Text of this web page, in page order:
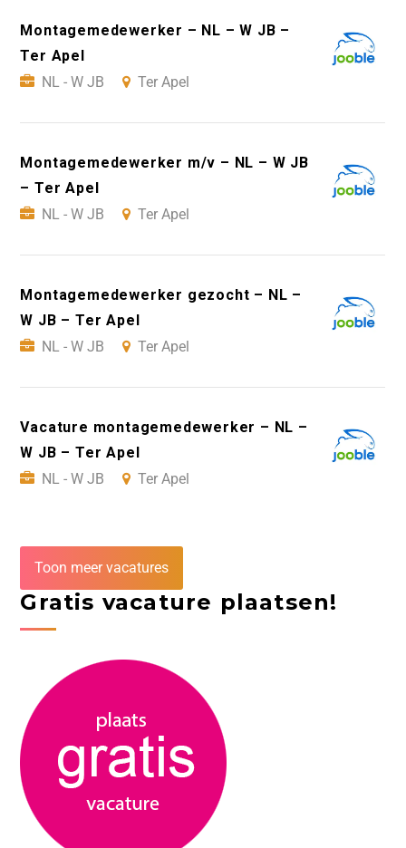
Montagemedewerker – NL – W JB –
Ter Apel
NL - W JB
Ter Apel
Montagemedewerker m/v – NL – W JB
– Ter Apel
NL - W JB
Ter Apel
Montagemedewerker gezocht – NL –
W JB – Ter Apel
NL - W JB
Ter Apel
Vacature montagemedewerker – NL –
W JB – Ter Apel
NL - W JB
Ter Apel
Toon meer vacatures
Gratis vacature plaatsen!